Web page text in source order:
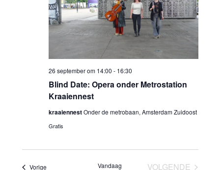
Blind Date: Opera onder Metrostation
Kraaiennest
26 september om 14:00 - 16:30
kraaiennestOnder de metrobaan, Amsterdam Zuidoost
Gratis
VorigeEvenementen Vandaag VOLGENDE